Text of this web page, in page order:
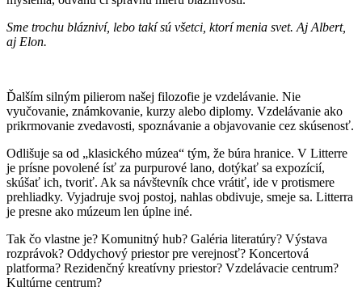
Sme trochu blázniví, lebo takí sú všetci, ktorí menia svet. Aj Albert,
aj Elon.
Ďalším silným pilierom našej filozofie je vzdelávanie. Nie
vyučovanie, známkovanie, kurzy alebo diplomy. Vzdelávanie ako
prikrmovanie zvedavosti, spoznávanie a objavovanie cez skúsenosť.
Odlišuje sa od „klasického múzea“ tým, že búra hranice. V Litterre
je prísne povolené ísť za purpurové lano, dotýkať sa expozícií,
skúšať ich, tvoriť. Ak sa návštevník chce vrátiť, ide v protismere
prehliadky. Vyjadruje svoj postoj, nahlas obdivuje, smeje sa. Litterra
je presne ako múzeum len úplne iné.
Tak čo vlastne je? Komunitný hub? Galéria literatúry? Výstava
rozprávok? Oddychový priestor pre verejnosť? Koncertová
platforma? Rezidenčný kreatívny priestor? Vzdelávacie centrum?
Kultúrne centrum?